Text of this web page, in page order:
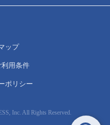
Inc. All Rights Reserved.
ップ
用条件
ポリシー